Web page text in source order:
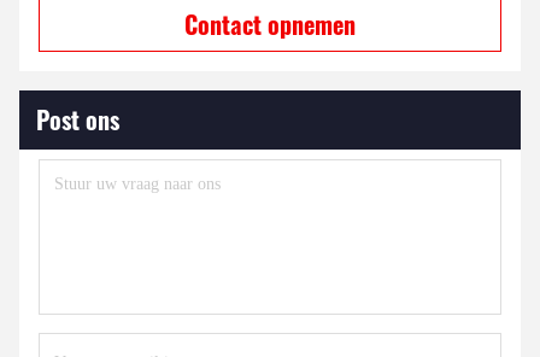
Contact opnemen
Post ons